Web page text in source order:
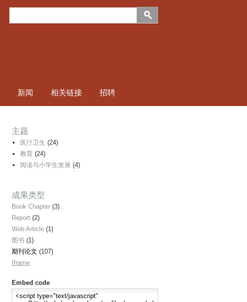
新闻 相关链接 招聘
主题
医疗卫生 (24)
教育 (24)
阅读与小学生发展 (4)
成果类型
Book Chapter (3)
Report (2)
Web Article (1)
图书 (1)
期刊论文 (107)
Iframe
Embed code